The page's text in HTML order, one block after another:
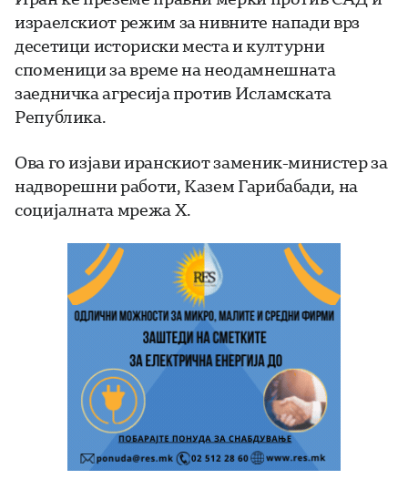
израелскиот режим за нивните напади врз
десетици историски места и културни
споменици за време на неодамнешната
заедничка агресија против Исламската
Република.
Ова го изјави иранскиот заменик-министер за
надворешни работи, Казем Гарибабади, на
социјалната мрежа X.